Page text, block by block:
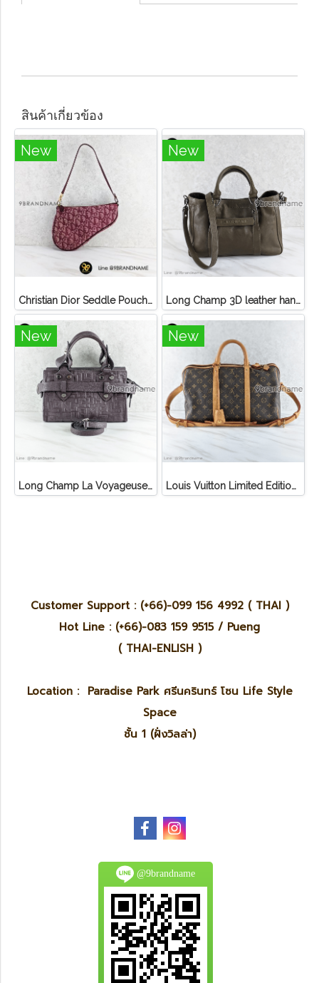
สินค้าเกี่ยวข้อง
New
Christian Dior Seddle Pouch Accessory Hand Bag
New
Long Champ 3D leather handbag
New
Long Champ La Voyageuse Bag Leather
New
Louis Vuitton Limited Edition Monogram Canvas Sofia Coppola SC Bag
Customer Support : (+66)-099 156 4992 ( THAI )
Hot Line : (+66)-083 159 9515 / Pueng
( THAI-ENLISH )
Location : Paradise Park ศรีนครินทร์ โซน Life Style
Space
ชั้น 1 (ฝั่งวิลล่า)
@9brandname